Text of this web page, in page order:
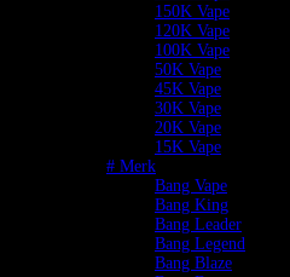
150K Vape
120K Vape
100K Vape
50K Vape
45K Vape
30K Vape
20K Vape
15K Vape
# Merk
Bang Vape
Bang King
Bang Leader
Bang Legend
Bang Blaze